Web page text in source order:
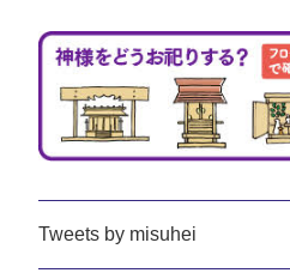
Tweets by misuhei